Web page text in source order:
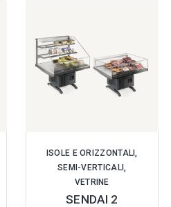
ISOLE E ORIZZONTALI,
SEMI-VERTICALI,
VETRINE
SENDAI 2